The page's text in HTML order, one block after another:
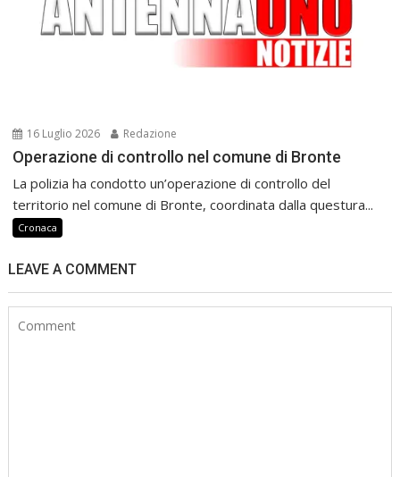
16 Luglio 2026 Redazione
Operazione di controllo nel comune di Bronte
La polizia ha condotto un’operazione di controllo del
territorio nel comune di Bronte, coordinata dalla questura...
Cronaca
LEAVE A COMMENT